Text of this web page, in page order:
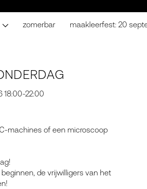
zomerbar maakleerfest: 20
18:00-22:00
machines of een microscoop
de vrijwilligers van het